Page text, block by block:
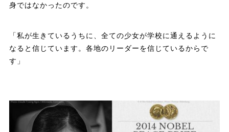
身ではなかったのです。
「私が生きているうちに、全ての少女が学校に通えるように
なると信じています。各地のリーダーを信じているからで
す」